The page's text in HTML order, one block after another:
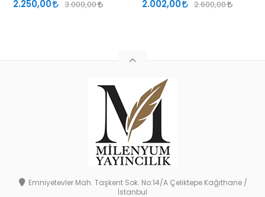
2.250,00 3.000,00 2.002,00 2.600,00
Emniyetevler Mah. Taşkent Sok. No:14/A Çeliktepe Kağıthane /
İstanbul